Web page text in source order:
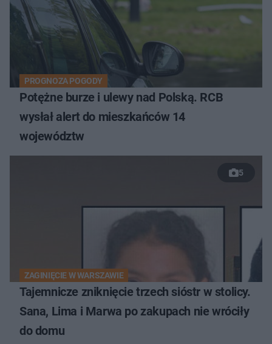
PROGNOZA POGODY
Potężne burze i ulewy nad Polską. RCB
wysłał alert do mieszkańców 14
województw
5
ZAGINIĘCIE W WARSZAWIE
Tajemnicze zniknięcie trzech sióstr w stolicy.
Sana, Lima i Marwa po zakupach nie wróciły
do domu